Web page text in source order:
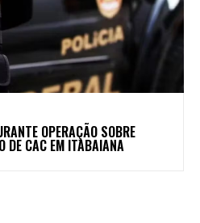
OPERAÇÃO SOBRE
DE CAC EM ITABAIANA